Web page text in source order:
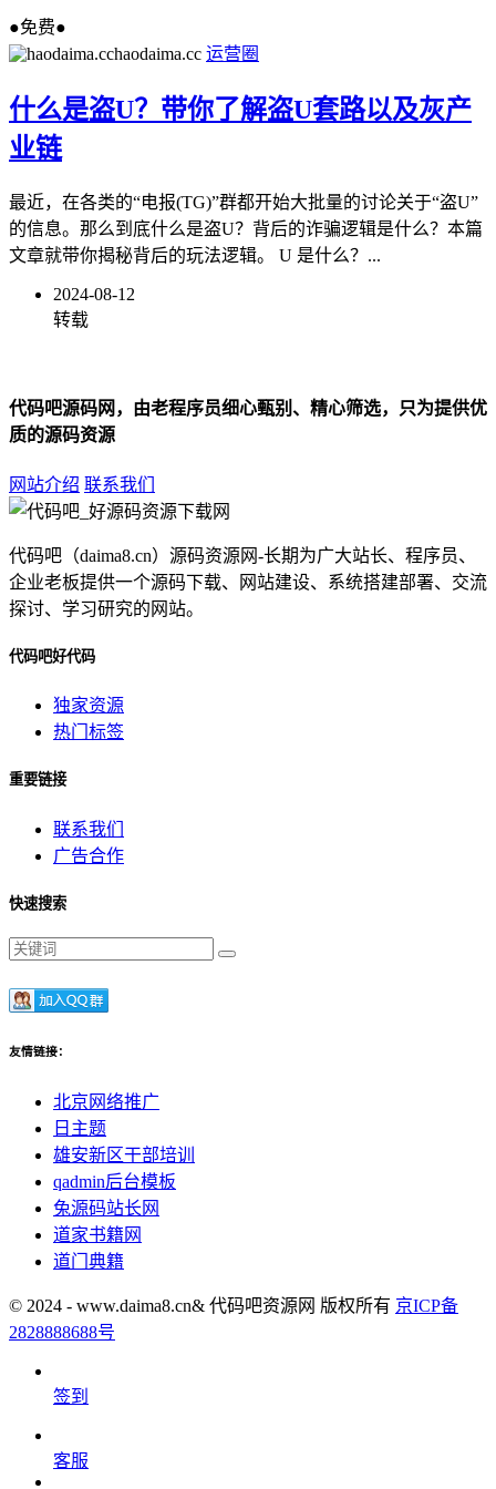
●免费●
haodaima.cc 运营圈
什么是盗U？带你了解盗U套路以及灰产
业链
最近，在各类的“电报(TG)”群都开始大批量的讨论关于“盗U”
的信息。那么到底什么是盗U？背后的诈骗逻辑是什么？本篇
文章就带你揭秘背后的玩法逻辑。 U 是什么？...
2024-08-12
转载
代码吧源码网，由老程序员细心甄别、精心筛选，只为提供优
质的源码资源
网站介绍 联系我们
代码吧（daima8.cn）源码资源网-长期为广大站长、程序员、
企业老板提供一个源码下载、网站建设、系统搭建部署、交流
探讨、学习研究的网站。
代码吧好代码
独家资源
热门标签
重要链接
联系我们
广告合作
快速搜索
友情链接：
北京网络推广
日主题
雄安新区干部培训
qadmin后台模板
兔源码站长网
道家书籍网
道门典籍
© 2024 - www.daima8.cn& 代码吧资源网 版权所有 京ICP备
2828888688号
签到
客服